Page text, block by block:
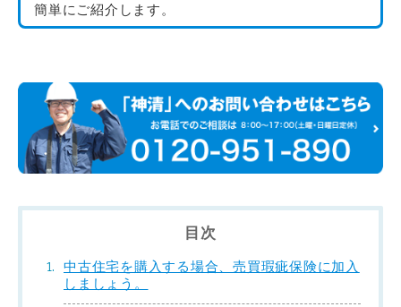
簡単にご紹介します。
目次
中古住宅を購入する場合、売買瑕疵保険に加入
しましょう。